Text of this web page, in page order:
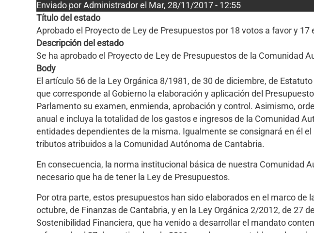
Enviado porAdministrador el Mar, 28/11/2017 - 12:55
Título del estado
Aprobado el Proyecto de Ley de Presupuestos por 18 votos a favor y 17
Descripción del estado
Se ha aprobado el Proyecto de Ley de Presupuestos de la Comunidad
Body
El artículo 56 de la Ley Orgánica 8/1981, de 30 de diciembre, de
que corresponde al Gobierno la elaboración y aplicación del
Parlamento su examen, enmienda, aprobación y control. Asimismo,
anual e incluya la totalidad de los gastos e ingresos de la Comunidad
entidades dependientes de la misma. Igualmente se consignará en él
tributos atribuidos a la Comunidad Autónoma de Cantabria.
En consecuencia, la norma institucional básica de nuestra Comunidad
necesario que ha de tener la Ley de Presupuestos.
Por otra parte, estos presupuestos han sido elaborados en el marco de
octubre, de Finanzas de Cantabria, y en la Ley Orgánica 2/2012, de 27
Sostenibilidad Financiera, que ha venido a desarrollar el mandato